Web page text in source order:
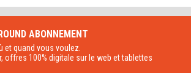
ABONNEMENT
et quand vous voulez.
offres 100% digitale sur le web et tablettes